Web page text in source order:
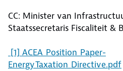
CC: Minister van
Staatssecretaris Fiscaliteit &
[1] ACEA_Position_Paper-
Energy_Taxation_Directive.pdf